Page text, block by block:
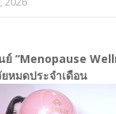
ย์ “Menopause
หมดประจำเดือน